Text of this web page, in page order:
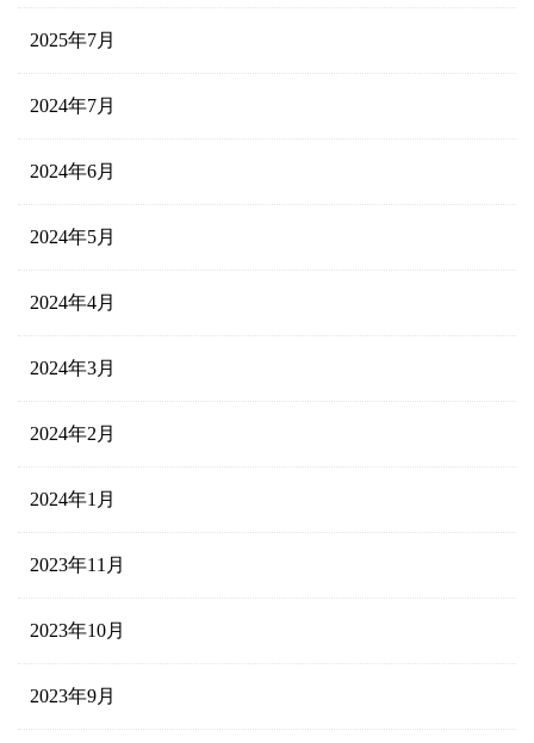
2025年7月
2024年7月
2024年6月
2024年5月
2024年4月
2024年3月
2024年2月
2024年1月
2023年11月
2023年10月
2023年9月